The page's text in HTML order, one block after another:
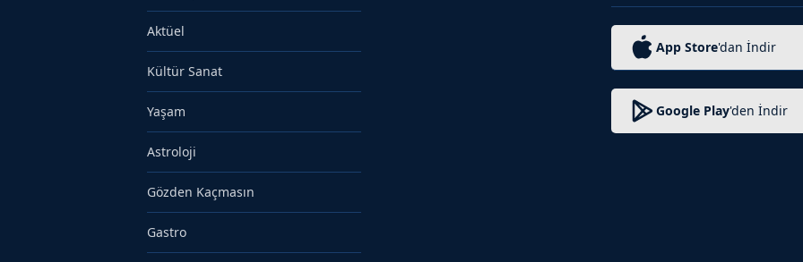
Aktüel
Kültür Sanat
Yaşam
Astroloji
Gözden Kaçmasın
Gastro
App Store'dan İndir
Google Play'den İndir